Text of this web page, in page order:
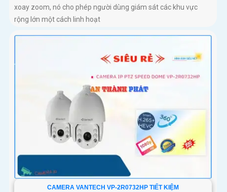
xoay zoom, nó cho phép người dùng giám sát các khu vực
rộng lớn một cách linh hoạt
CAMERA VANTECH VP-2R0732HP TIẾT KIỆM